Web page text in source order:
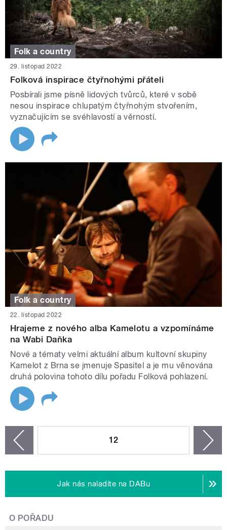
Folk a country
29. listopad 2022
Folková inspirace čtyřnohými přáteli
Posbírali jsme písně lidových tvůrců, které v sobě
nesou inspirace chlupatým čtyřnohým stvořením,
vyznačujícím se svéhlavostí a věrností.
Folk a country
22. listopad 2022
Hrajeme z nového alba Kamelotu a vzpomínáme
na Wabi Daňka
Nové a tématy velmi aktuální album kultovní skupiny
Kamelot z Brna se jmenuje Spasitel a je mu věnována
druhá polovina tohoto dílu pořadu Folková pohlazení.
12
Jak nás naladíte na DABu
O POŘADU